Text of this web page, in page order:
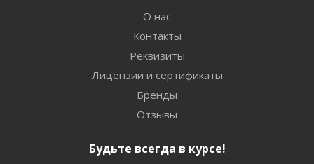
О нас
Контакты
Реквизиты
Лицензии и сертификаты
Бренды
Отзывы
Будьте всегда в курсе!